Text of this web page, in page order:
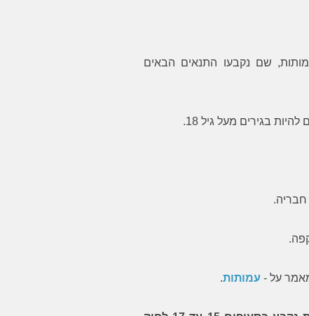
קבועה בסעיף 1 לחוק העמותות, שם נקבעו התנאים הבאים
על - עמותות.